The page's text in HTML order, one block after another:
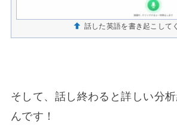
話した英語を書き起こして
そして、話し終わると詳しい分
んです！